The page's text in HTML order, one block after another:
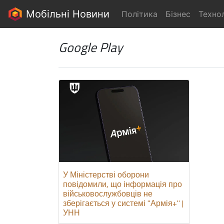
Мобільні Новини Політика Бізнес
Google Play
У Міністерстві оборони
повідомили, що інформація про
військовослужбовців не
зберігається у системі "Армія+" |
УНН